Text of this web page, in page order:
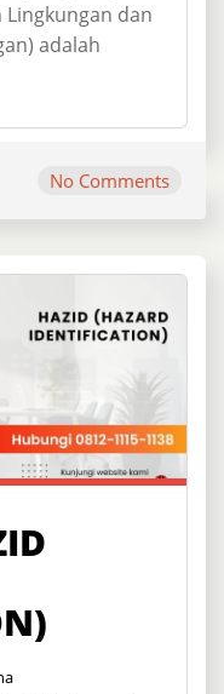
Lingkungan dan
adalah
No Comments